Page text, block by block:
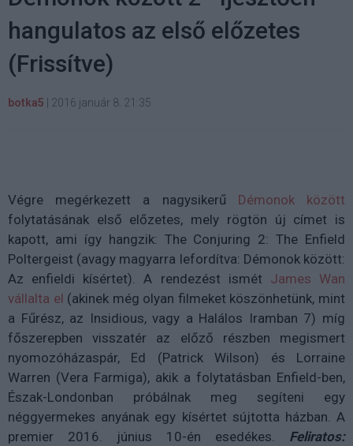
hangulatos az első előzetes
(Frissítve)
botka5 2016 január 8. 21:35
Végre megérkezett a nagysikerű Démonok között
folytatásának első előzetes, mely rögtön új címet is
kapott, ami így hangzik: The Conjuring 2: The Enfield
Poltergeist (avagy magyarra lefordítva: Démonok között:
Az enfieldi kísértet). A rendezést ismét James Wan
vállalta el (akinek még olyan filmeket köszönhetünk, mint
a Fűrész, az Insidious, vagy a Halálos Iramban 7) míg
főszerepben visszatér az előző részben megismert
nyomozóházaspár, Ed (Patrick Wilson) és Lorraine
Warren (Vera Farmiga), akik a folytatásban Enfield-ben,
Észak-Londonban próbálnak meg segíteni egy
néggyermekes anyának egy kísértet sújtotta házban. A
premier 2016. június 10-én esedékes.
Feliratos: